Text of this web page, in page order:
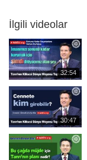
İlgili videolar
재
생
시
간
32:54
재
생
시
간
30:47